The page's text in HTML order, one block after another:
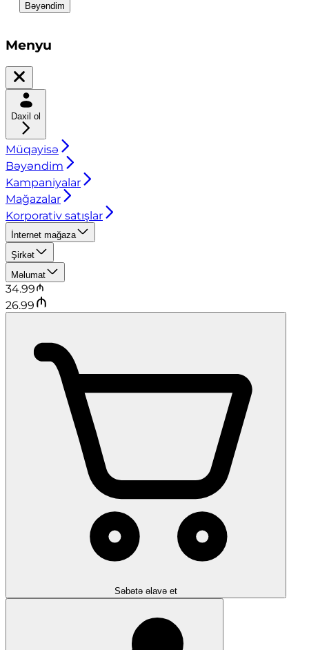
Bəyəndim
Menyu
Daxil ol
Müqayisə
Bəyəndim
Kampaniyalar
Mağazalar
Korporativ satışlar
İnternet mağaza
Şirkət
Məlumat
34.99
26.99
Səbətə əlavə et